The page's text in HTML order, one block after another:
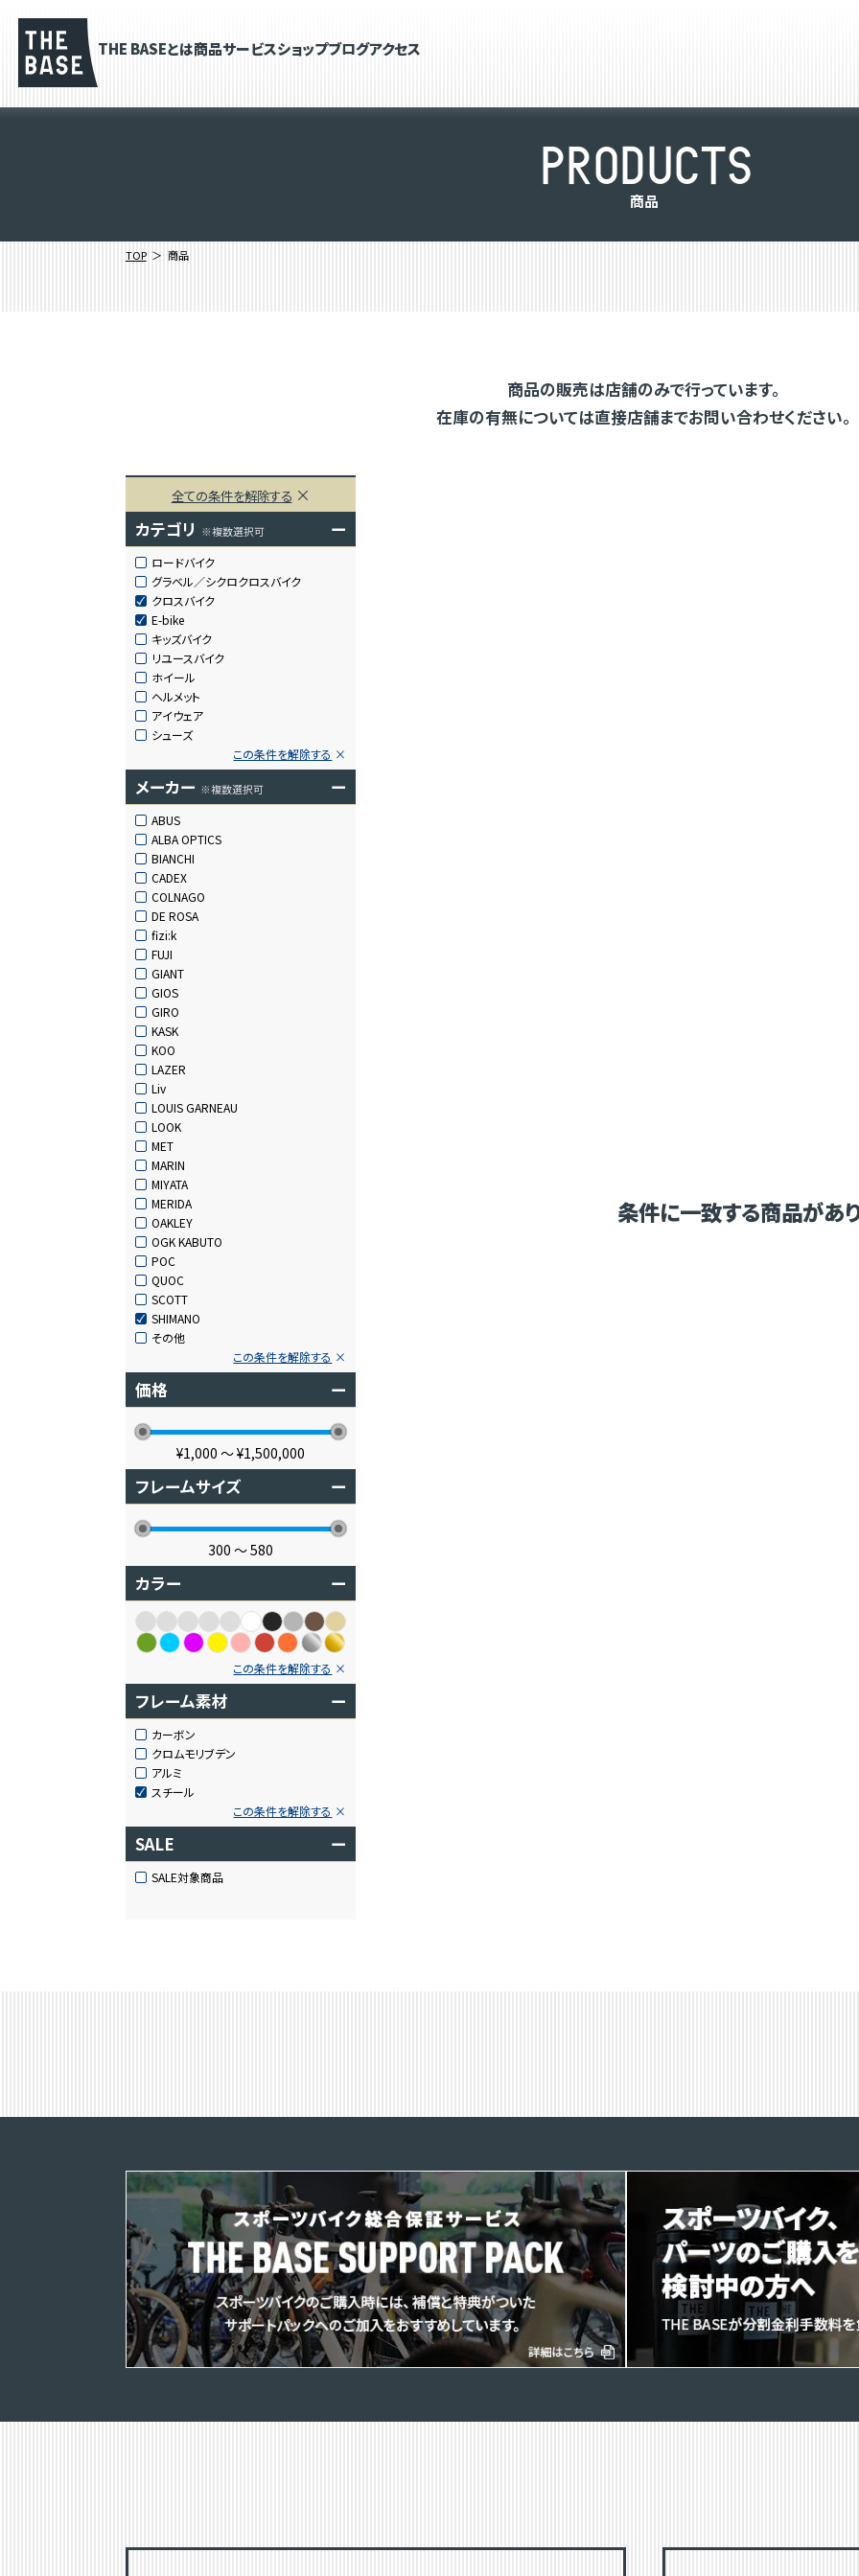
THE BASEとは商品サービスショップブログアクセス
PRODUCTS
商品
TOP 商品
商品の販売は店舗のみで行っています。
在庫の有無については直接店舗までお問い合わせください。
全ての条件を解除する
カテゴリ ※複数選択可 ー
ロードバイク
グラベル／シクロクロスバイク
クロスバイク
E-bike
キッズバイク
リユースバイク
ホイール
ヘルメット
アイウェア
シューズ
この条件を解除する
メーカー ※複数選択可 ー
ABUS
ALBA OPTICS
BIANCHI
CADEX
COLNAGO
DE ROSA
fizi:k
FUJI
GIANT
GIOS
GIRO
KASK
KOO
LAZER
Liv
LOUIS GARNEAU
LOOK
MET
MARIN
MIYATA
MERIDA
OAKLEY
OGK KABUTO
POC
QUOC
SCOTT
SHIMANO
その他
この条件を解除する
価格 ー
¥1,000 〜¥1,500,000
フレームサイズ ー
300 〜580
カラー ー
この条件を解除する
フレーム素材 ー
カーボン
クロムモリブデン
アルミ
スチール
この条件を解除する
SALE ー
SALE対象商品
条件に一致する商品があ